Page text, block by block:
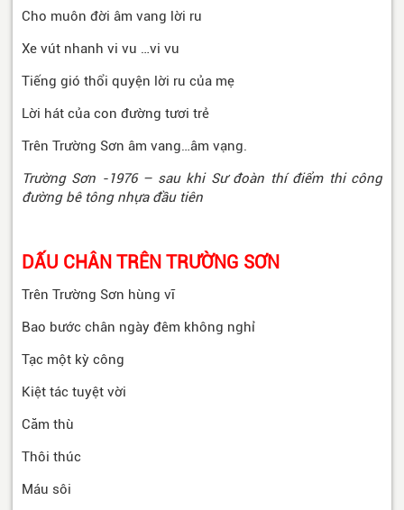
Cho muôn đời âm vang lời ru
Xe vút nhanh vi vu …vi vu
Tiếng gió thổi quyện lời ru của mẹ
Lời hát của con đường tươi trẻ
Trên Trường Sơn âm vang…âm vạng.
Trường Sơn -1976 – sau khi Sư đoàn thí điểm thi công
đường bê tông nhựa đầu tiên
DẤU CHÂN TRÊN TRƯỜNG SƠN
Trên Trường Sơn hùng vĩ
Bao bước chân ngày đêm không nghỉ
Tạc một kỳ công
Kiệt tác tuyệt vời
Căm thù
Thôi thúc
Máu sôi